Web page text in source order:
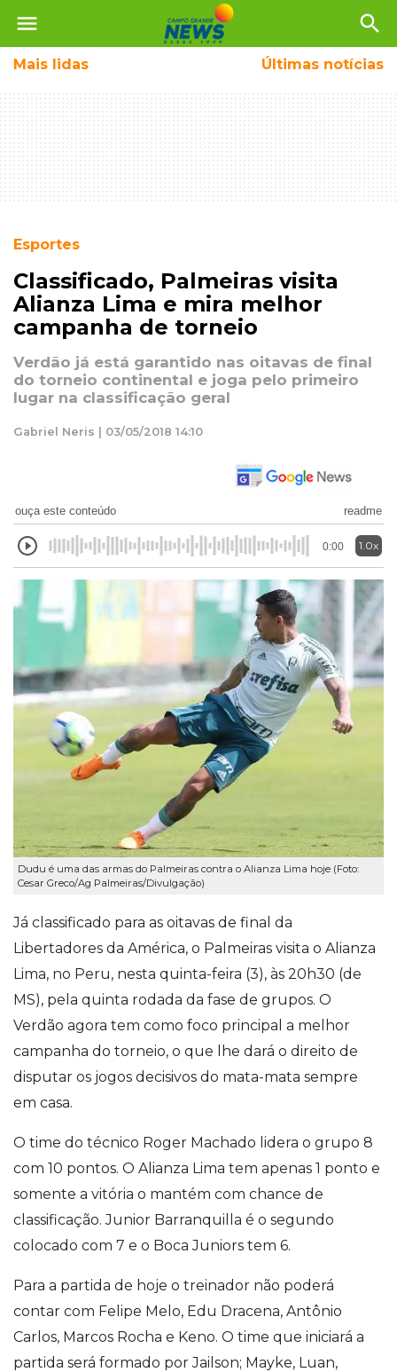
menu search
Mais lidas Últimas notícias
Esportes
Classificado, Palmeiras visita
Alianza Lima e mira melhor
campanha de torneio
Verdão já está garantido nas oitavas de final
do torneio continental e joga pelo primeiro
lugar na classificação geral
Gabriel Neris | 03/05/2018 14:10
ouça este conteúdo readme
0:00 1.0x
Dudu é uma das armas do Palmeiras contra o Alianza Lima hoje (Foto:
Cesar Greco/Ag Palmeiras/Divulgação)
Já classificado para as oitavas de final da
Libertadores da América, o Palmeiras visita o Alianza
Lima, no Peru, nesta quinta-feira (3), às 20h30 (de
MS), pela quinta rodada da fase de grupos. O
Verdão agora tem como foco principal a melhor
campanha do torneio, o que lhe dará o direito de
disputar os jogos decisivos do mata-mata sempre
em casa.
O time do técnico Roger Machado lidera o grupo 8
com 10 pontos. O Alianza Lima tem apenas 1 ponto e
somente a vitória o mantém com chance de
classificação. Junior Barranquilla é o segundo
colocado com 7 e o Boca Juniors tem 6.
Para a partida de hoje o treinador não poderá
contar com Felipe Melo, Edu Dracena, Antônio
Carlos, Marcos Rocha e Keno. O time que iniciará a
partida será formado por Jailson; Mayke, Luan,